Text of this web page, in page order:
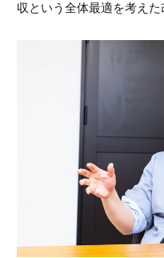
収という全体最適を考えた